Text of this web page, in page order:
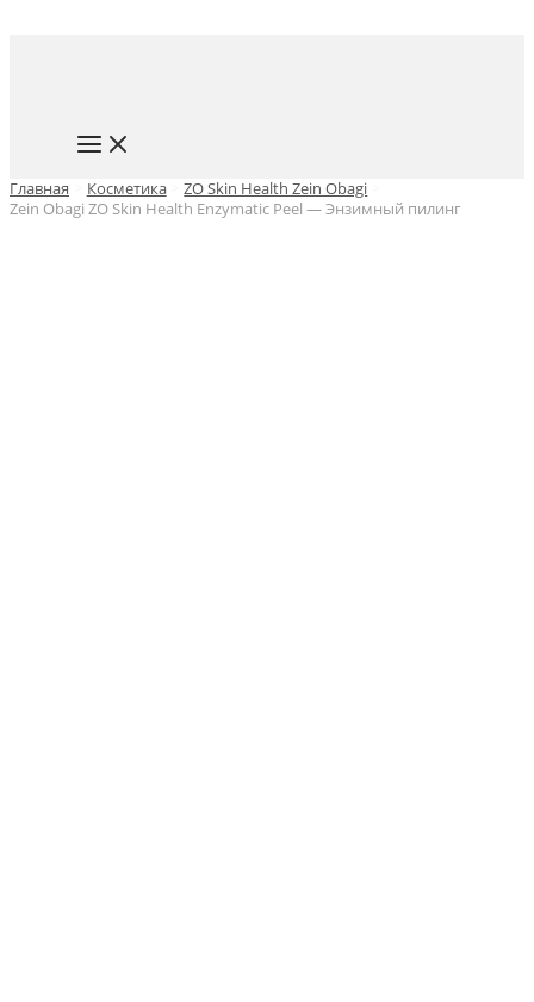
MAIN
MENU
Главная
Косметика
ZO Skin Health Zein Obagi
Zein Obagi ZO Skin Health Enzymatic Peel — Энзимный пилинг